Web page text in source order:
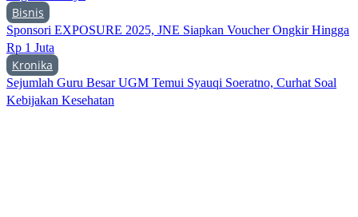
Bisnis
Sponsori EXPOSURE 2025, JNE Siapkan Voucher Ongkir Hingga
Rp 1 Juta
Kronika
Sejumlah Guru Besar UGM Temui Syauqi Soeratno, Curhat Soal
Kebijakan Kesehatan